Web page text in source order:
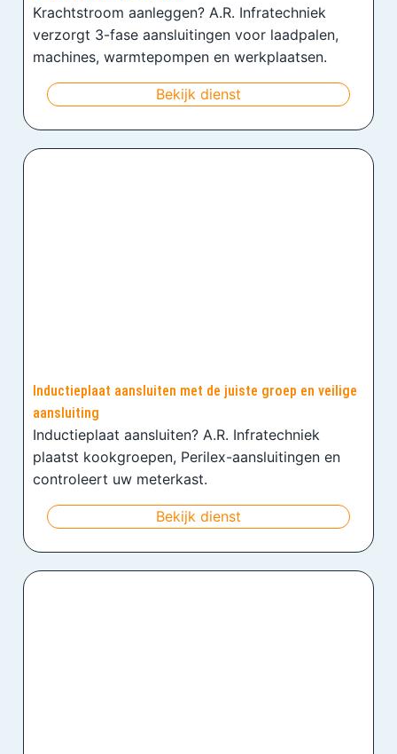
Krachtstroom aanleggen? A.R. Infratechniek
verzorgt 3-fase aansluitingen voor laadpalen,
machines, warmtepompen en werkplaatsen.
Bekijk dienst
Inductieplaat aansluiten met de juiste groep en veilige
aansluiting
Inductieplaat aansluiten? A.R. Infratechniek
plaatst kookgroepen, Perilex-aansluitingen en
controleert uw meterkast.
Bekijk dienst